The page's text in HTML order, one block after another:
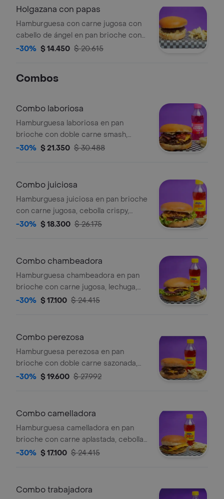
Holgazana con papas
Hamburguesa con carne jugosa con
cabello de ángel en pan brioche con
salsa de la casa, incluye papas
-30% $ 14.450 $ 20.615
Combos
Combo laboriosa
Hamburguesa laboriosa en pan
brioche con doble carne smash,
cebolla roja, doble queso americano,
francesas
-30% $ 21.350 $ 30.488
Combo juiciosa
Hamburguesa juiciosa en pan brioche
con carne jugosa, cebolla crispy,
queso americano, lechuga, tomate,
papas francesas
-30% $ 18.300 $ 26.175
Combo chambeadora
Hamburguesa chambeadora en pan
brioche con carne jugosa, lechuga,
tomate, cebolla roja, pepinillos y salsa
-30% $ 17.100 $ 24.415
Combo perezosa
Hamburguesa perezosa en pan
brioche con doble carne sazonada,
doble queso americano y salsa de la
-30% $ 19.600 $ 27.992
Combo camelladora
Hamburguesa camelladora en pan
brioche con carne aplastada, cebolla
encurtida, queso americano, pepinillo
-30% $ 17.100 $ 24.415
Combo trabajadora